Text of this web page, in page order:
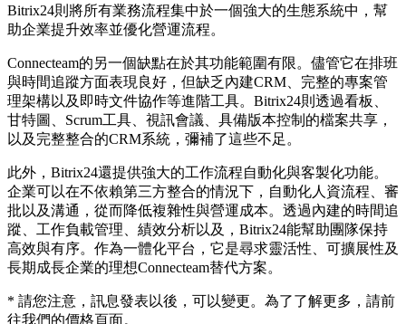
Bitrix24則將所有業務流程集中於一個強大的生態系統中，幫
助企業提升效率並優化營運流程。
Connecteam的另一個缺點在於其功能範圍有限。儘管它在排班
與時間追蹤方面表現良好，但缺乏內建CRM、完整的專案管
理架構以及即時文件協作等進階工具。Bitrix24則透過看板、
甘特圖、Scrum工具、視訊會議、具備版本控制的檔案共享，
以及完整整合的CRM系統，彌補了這些不足。
此外，Bitrix24還提供強大的工作流程自動化與客製化功能。
企業可以在不依賴第三方整合的情況下，自動化人資流程、審
批以及溝通，從而降低複雜性與營運成本。透過內建的時間追
蹤、工作負載管理、績效分析以及，Bitrix24能幫助團隊保持
高效與有序。作為一體化平台，它是尋求靈活性、可擴展性及
長期成長企業的理想Connecteam替代方案。
* 請您注意，訊息發表以後，可以變更。為了了解更多，請前
往我們的價格頁面。